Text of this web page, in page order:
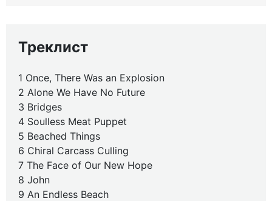
Треклист
1 Once, There Was an Explosion
2 Alone We Have No Future
3 Bridges
4 Soulless Meat Puppet
5 Beached Things
6 Chiral Carcass Culling
7 The Face of Our New Hope
8 John
9 An Endless Beach